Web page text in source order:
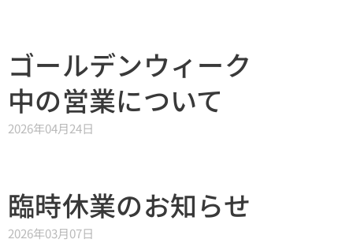
ゴールデンウィーク
中の営業について
2026年04月24日
臨時休業のお知らせ
2026年03月07日
2026年06
月08日
2026年05
月02日
ブリ
ヂス
TB-
1eの